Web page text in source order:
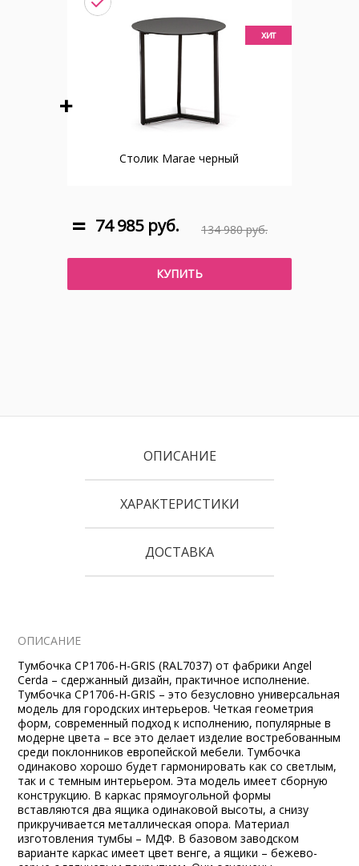
хит
Столик Marae черный
134 980 руб.
74 985 руб.
КУПИТЬ
ОПИСАНИЕ
ХАРАКТЕРИСТИКИ
ДОСТАВКА
ОПИСАНИЕ
Тумбочка CP1706-H-GRIS (RAL7037) от фабрики Angel
Cerda – сдержанный дизайн, практичное исполнение.
Тумбочка CP1706-H-GRIS – это безусловно универсальная
модель для городских интерьеров. Четкая геометрия
форм, современный подход к исполнению, популярные в
модерне цвета – все это делает изделие востребованным
среди поклонников европейской мебели. Тумбочка
одинаково хорошо будет гармонировать как со светлым,
так и с темным интерьером. Эта модель имеет сборную
конструкцию. В каркас прямоугольной формы
вставляются два ящика одинаковой высоты, а снизу
прикручивается металлическая опора. Материал
изготовления тумбы – МДФ. В базовом заводском
варианте каркас имеет цвет венге, а ящики – бежево-